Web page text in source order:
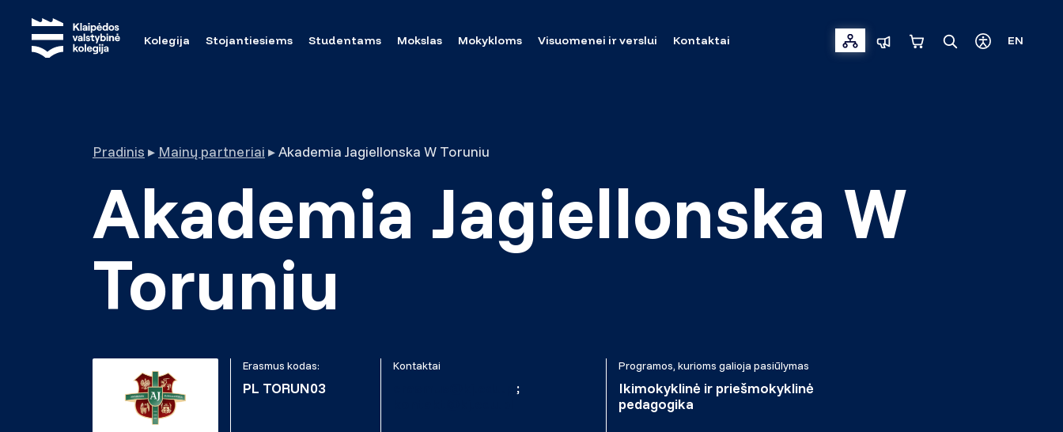
Kolegija Stojantiesiems Studentams Mokslas Mokykloms Visuomenei ir verslui Kontaktai EN
Pradinis ▸ Mainų partneriai ▸Akademia Jagiellonska W Toruniu
Akademia Jagiellonska W
Toruniu
Erasmus kodas:
PL TORUN03
Kontaktai
;
Programos, kurioms galioja pasiūlymas
Ikimokyklinė ir priešmokyklinė
pedagogika